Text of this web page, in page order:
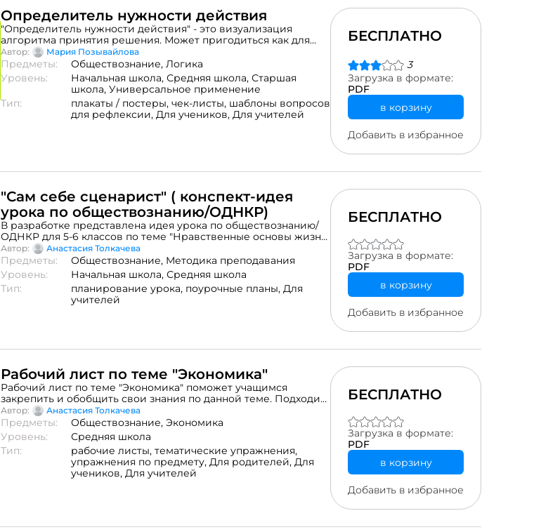
Определитель нужности действия
"Определитель нужности действия" - это визуализация
алгоритма принятия решения. Может пригодиться как для
профессионального развития педагога, так и для работы в
классе.
Автор: Мария Позывайлова
Предметы: Обществознание, Логика
Уровень:
Начальная школа, Средняя школа, Старшая
школа, Универсальное применение
Тип:
плакаты / постеры, чек-листы, шаблоны вопросов
для рефлексии, Для учеников, Для учителей
БЕСПЛАТНО
3
Загрузка в формате:
PDF
в корзину
Добавить в избранное
"Сам себе сценарист" ( конспект-идея
урока по обществознанию/ОДНКР)
В разработке представлена идея урока по обществознанию/
ОДНКР для 5-6 классов по теме "Нравственные основы жизни
человека"/"Как сохранить духовные ценности". Разработка
представлена в двух форматах: для офлайн и онлайн-урока
Автор: Анастасия Толкачева
Предметы: Обществознание, Методика преподавания
Уровень:
Начальная школа, Средняя школа
Тип:
планирование урока, поурочные планы, Для
учителей
БЕСПЛАТНО
Загрузка в формате:
PDF
в корзину
Добавить в избранное
Рабочий лист по теме "Экономика"
Рабочий лист по теме "Экономика" поможет учащимся
закрепить и обобщить свои знания по данной теме. Подходит
как для учащихся 6 класса, которые только знакомятся со
сферами общественной жизни, так и для учащихся 8 класса,
которые выходят в данной теме на более осознанный
уровень.
Автор: Анастасия Толкачева
Предметы: Обществознание, Экономика
Уровень:
Средняя школа
Тип:
рабочие листы, тематические упражнения,
упражнения по предмету, Для родителей, Для
учеников, Для учителей
БЕСПЛАТНО
Загрузка в формате:
PDF
в корзину
Добавить в избранное